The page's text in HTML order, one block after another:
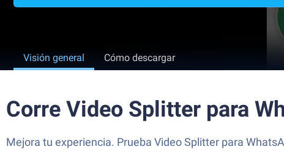
Visión general Cómo descargar
Corre Video Splitter para
Mejora tu experiencia. Prueba Video Splitter para